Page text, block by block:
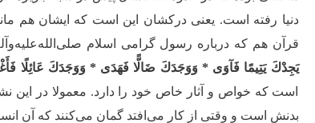
دنیا رفته است. یعنی درکشان این است که ایشان هم
قرآن هم که درباره رسول گرامی اسلام
یَجِدْكَ یَتِیمًا فَآوَى * وَوَجَدَكَ ضَالًّا فَهَدَى * وَوَجَدَكَ عَائِلًا
است که خواص و آثار خاص خود را دارد. معمولا در این
بدنش است و وقتی از کار می‌افتد گمان می‌کنند که آن